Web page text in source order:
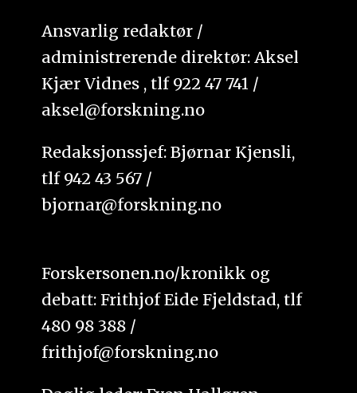
Ansvarlig redaktør /
administrerende direktør: Aksel
Kjær Vidnes , tlf 922 47 741 /
aksel@forskning.no
Redaksjonssjef: Bjørnar Kjensli,
tlf 942 43 567 /
bjornar@forskning.no
Forskersonen.no/kronikk og
debatt: Frithjof Eide Fjeldstad, tlf
480 98 388 /
frithjof@forskning.no